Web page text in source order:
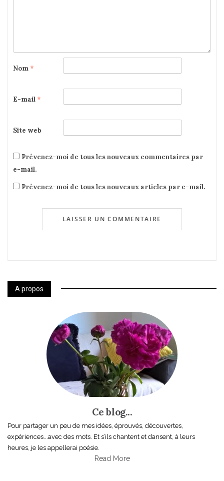
Nom *
E-mail *
Site web
Prévenez-moi de tous les nouveaux commentaires par
e-mail.
Prévenez-moi de tous les nouveaux articles par e-mail.
A propos
Ce blog...
Pour partager un peu de mes idées, éprouvés, découvertes,
expériences...avec des mots. Et s’ils chantent et dansent, à leurs
heures, je les appellerai poésie.
Read More